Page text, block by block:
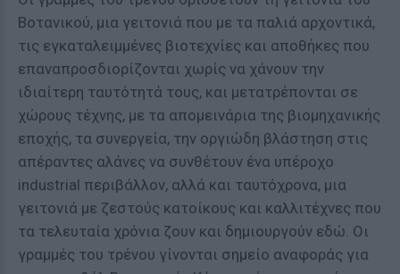
Βοτανικού, μια γειτονιά που με τα παλιά αρχοντικά,
τις εγκαταλειμμένες βιοτεχνίες και αποθήκες που
επαναπροσδιορίζονται χωρίς να χάνουν την
ιδιαίτερη ταυτότητά τους, και μετατρέπονται σε
χώρους τέχνης, με τα απομεινάρια της βιομηχανικής
εποχής, τα συνεργεία, την οργιώδη βλάστηση στις
απέραντες αλάνες να συνθέτουν ένα υπέροχο
industrial περιβάλλον, αλλά και ταυτόχρονα, μια
γειτονιά με ζεστούς κατοίκους και καλλιτέχνες που
τα τελευταία χρόνια ζουν και δημιουργούν εδώ. Οι
γραμμές του τρένου γίνονται σημείο αναφοράς για